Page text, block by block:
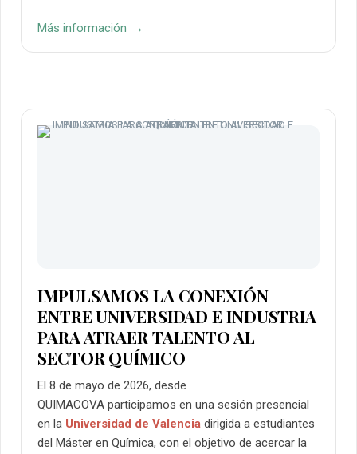
Más información →
IMPULSAMOS LA CONEXIÓN
ENTRE UNIVERSIDAD E INDUSTRIA
PARA ATRAER TALENTO AL
SECTOR QUÍMICO
El 8 de mayo de 2026, desde
QUIMACOVA participamos en una sesión presencial
en la Universidad de Valencia dirigida a estudiantes
del Máster en Química, con el objetivo de acercar la